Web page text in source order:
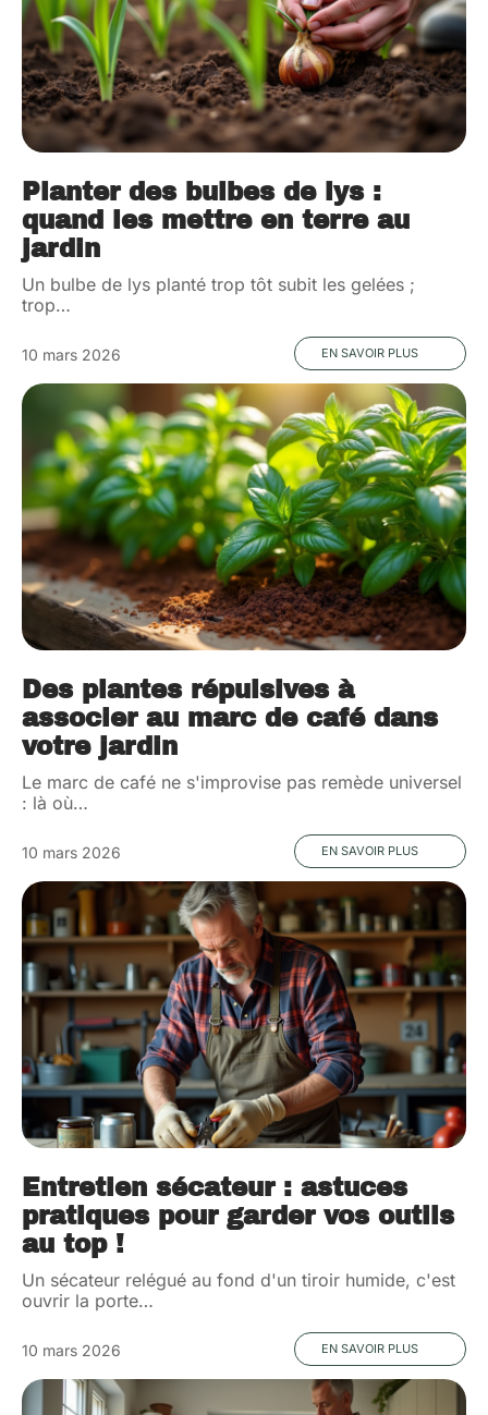
Planter des bulbes de lys :
quand les mettre en terre au
jardin
Un bulbe de lys planté trop tôt subit les gelées ;
trop…
10 mars 2026 EN SAVOIR PLUS
Des plantes répulsives à
associer au marc de café dans
votre jardin
Le marc de café ne s'improvise pas remède universel
: là où…
10 mars 2026 EN SAVOIR PLUS
Entretien sécateur : astuces
pratiques pour garder vos outils
au top !
Un sécateur relégué au fond d'un tiroir humide, c'est
ouvrir la porte…
10 mars 2026 EN SAVOIR PLUS